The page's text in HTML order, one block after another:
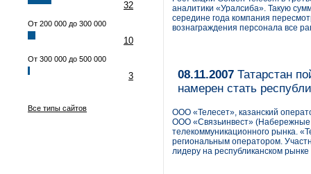
32
От 200 000 до 300 000
10
От 300 000 до 500 000
3
Все типы сайтов
аналитики «Уралсиба». Такую
середине года компания
вознаграждения персонала все
08.11.2007 Татарстан
намерен стать
ООО «Телесет», казанский
ООО «Связьинвест» (Набережные
телекоммуникационного рынка.
региональным оператором.
лидеру на республиканском